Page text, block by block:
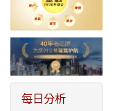
每日分析